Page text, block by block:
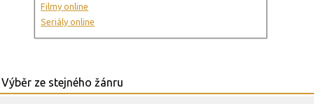
Filmy online
Seriály online